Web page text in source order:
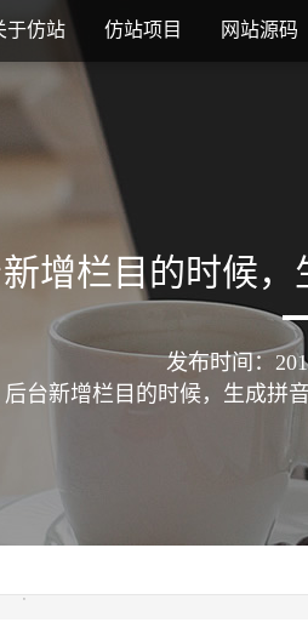
于仿站 仿站项目 网站源码
增栏目的时候
发布时间：
后台新增栏目的时候，生成拼